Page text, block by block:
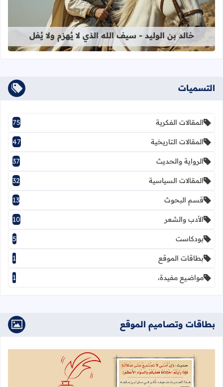
خالد بن الوليد - سيف الله الذي لا يُهزم ولا يُفل
التسميات
المقالات الفكرية 75
المقالات التاريخية 47
الرواية والحديث 37
المقالات السياسية 32
قسم البحوث 13
الأدب والشعر 10
بودكاست 5
بطاقات الموقع 1
مواضيع مفيدة، 1
بطاقات وتصاميم الموقع